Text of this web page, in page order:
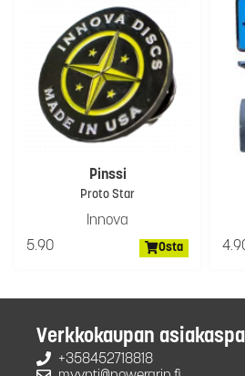
Pinssi
Proto Star
Innova
5.90
Osta
Verkkokaupan
+358452718818